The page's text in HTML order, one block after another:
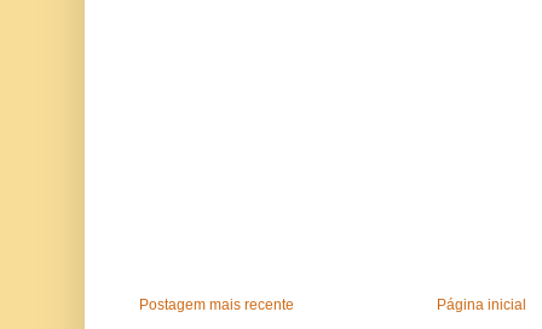
Postagem mais recente Página inicial